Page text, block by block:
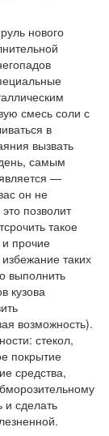
нового
смесь соли с
в
вызвать
самым
—
он не
позволит
такое
и прочие
таких
выполнить
кузова
возможность).
стекол,
покрытие
средства,
и сделать